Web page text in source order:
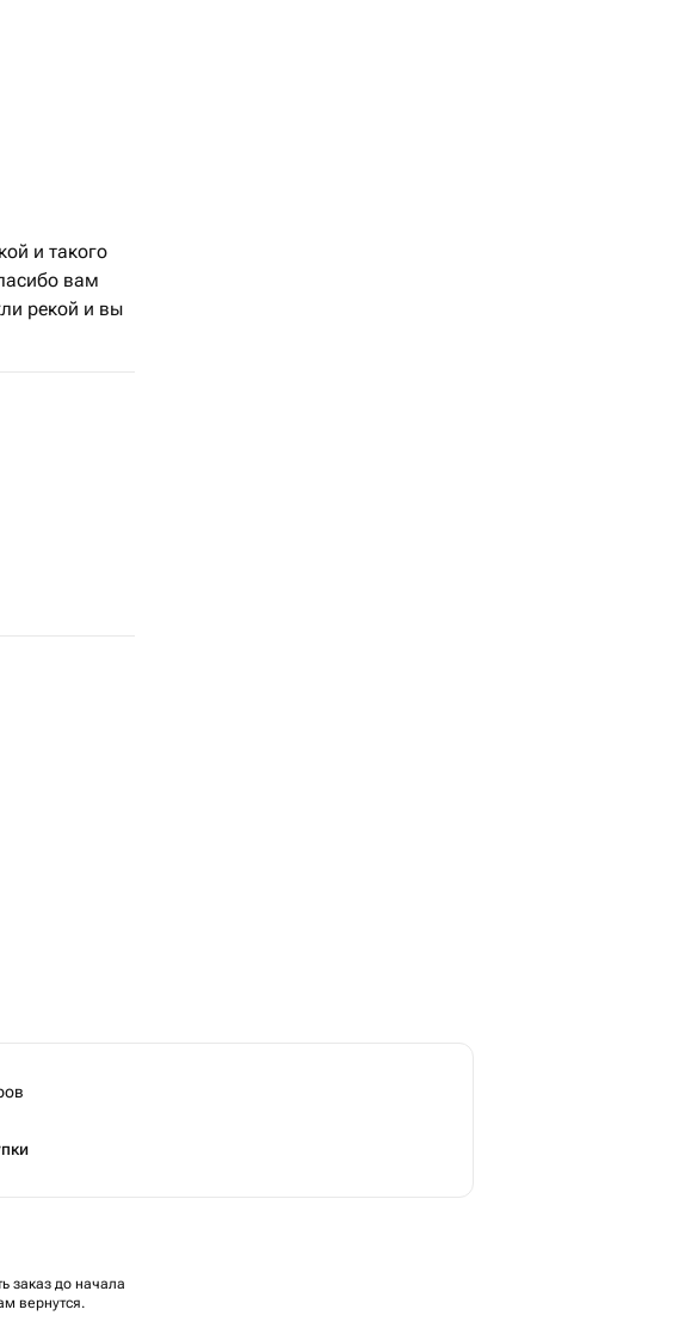
и такого
вам
рекой и вы
заказ до начала
вернутся.